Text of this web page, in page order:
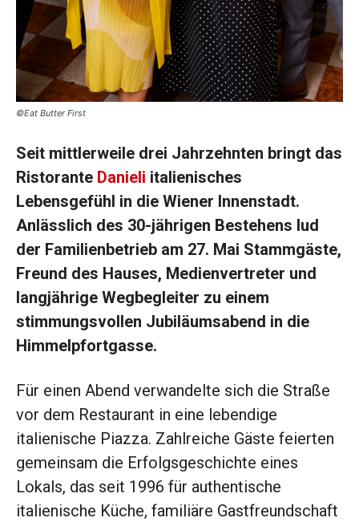
©Eat Butter First
Seit mittlerweile drei Jahrzehnten bringt das
Ristorante Danieli italienisches
Lebensgefühl in die Wiener Innenstadt.
Anlässlich des 30-jährigen Bestehens lud
der Familienbetrieb am 27. Mai Stammgäste,
Freund des Hauses, Medienvertreter und
langjährige Wegbegleiter zu einem
stimmungsvollen Jubiläumsabend in die
Himmelpfortgasse.
Für einen Abend verwandelte sich die Straße
vor dem Restaurant in eine lebendige
italienische Piazza. Zahlreiche Gäste feierten
gemeinsam die Erfolgsgeschichte eines
Lokals, das seit 1996 für authentische
italienische Küche, familiäre Gastfreundschaft